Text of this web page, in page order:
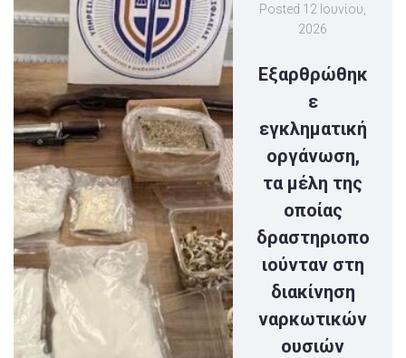
Posted 12 Ιουνίου,
2026
Eξαρθρώθηκ
ε
εγκληματική
οργάνωση,
τα μέλη της
οποίας
δραστηριοπο
ιούνταν στη
διακίνηση
ναρκωτικών
ουσιών